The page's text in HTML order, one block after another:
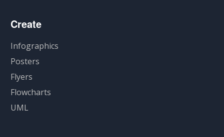
Create
Infographics
Posters
Flyers
Flowcharts
UML